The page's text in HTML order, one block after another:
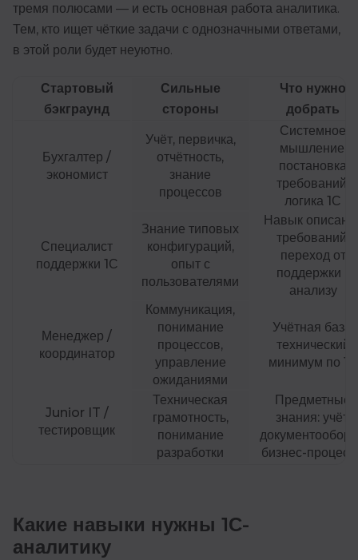
тремя полюсами — и есть основная работа аналитика.
Тем, кто ищет чёткие задачи с однозначными ответами,
в этой роли будет неуютно.
Стартовый
бэкграунд
Сильные
стороны
Что нужно
добрать
Бухгалтер /
экономист
Учёт, первичка,
отчётность,
знание
процессов
Системное
мышление,
постановка
требований,
логика 1С
Специалист
поддержки 1С
Знание типовых
конфигураций,
опыт с
пользователями
Навык
требований,
переход от
поддержки к
анализу
Менеджер /
координатор
Коммуникация,
понимание
процессов,
управление
ожиданиями
Учётная база,
технический
минимум по 1С
Junior IT /
тестировщик
Техническая
грамотность,
понимание
разработки
Предметные
знания: учёт,
бизнес-
Какие навыки нужны 1С-
аналитику